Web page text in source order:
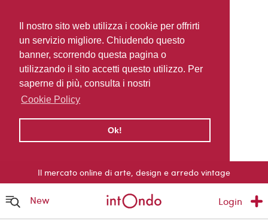
Il nostro sito web utilizza i cookie per offrirti
un servizio migliore. Chiudendo questo
banner, scorrendo questa pagina o
utilizzando il sito accetti questo utilizzo. Per
saperne di più, consulta i nostri
Cookie Policy
Ok!
Il mercato online di arte, design e arredo vintage
New Login